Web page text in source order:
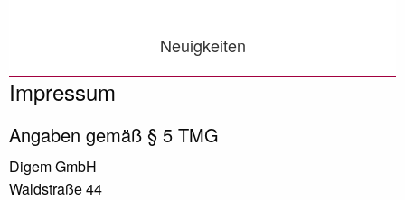
Neuigkeiten
Impressum
Angaben gemäß § 5 TMG
Digem GmbH
Waldstraße 44